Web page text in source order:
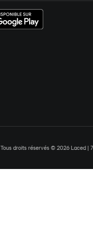
Tous droits réservés © 2026 Laced |